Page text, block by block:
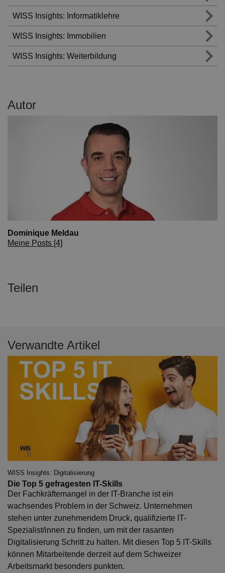
WISS Insights: Informatiklehre
WISS Insights: Immobilien
WISS Insights: Weiterbildung
Autor
Dominique Meldau
Meine Posts [4]
Teilen
Verwandte Artikel
WISS Insights: Digitalisierung
Die Top 5 gefragesten IT-Skills
Der Fachkräftemangel in der IT-Branche ist ein
wachsendes Problem in der Schweiz. Unternehmen
stehen unter zunehmendem Druck, qualifizierte IT-
Spezialist/innen zu finden, um mit der rasanten
Digitalisierung Schritt zu halten. Mit diesen Top 5 IT-Skills
können Mitarbeitende derzeit auf dem Schweizer
Arbeitsmarkt besonders punkten.